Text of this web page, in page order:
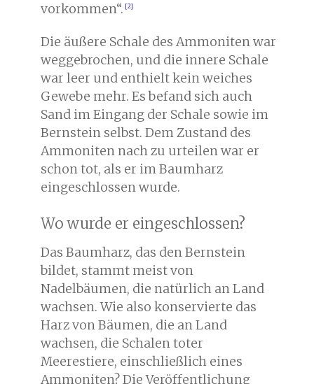
vorkommen“.
Die äußere Schale des Ammoniten war
weggebrochen, und die innere Schale
war leer und enthielt kein weiches
Gewebe mehr. Es befand sich auch
Sand im Eingang der Schale sowie im
Bernstein selbst. Dem Zustand des
Ammoniten nach zu urteilen war er
schon tot, als er im Baumharz
eingeschlossen wurde.
Wo wurde er eingeschlossen?
Das Baumharz, das den Bernstein
bildet, stammt meist von
Nadelbäumen, die natürlich an Land
wachsen. Wie also konservierte das
Harz von Bäumen, die an Land
wachsen, die Schalen toter
Meerestiere, einschließlich eines
Ammoniten? Die Veröffentlichung